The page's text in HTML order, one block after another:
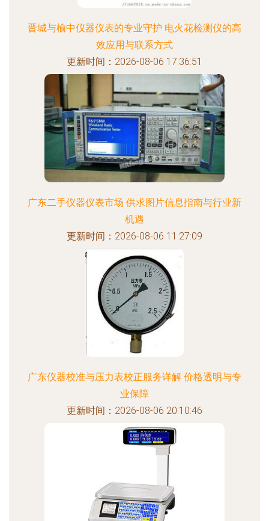
晋城与榆中仪器仪表的专业守护 电火花检测仪的高
效应用与联系方式
更新时间：2026-08-06 17:36:51
广东二手仪器仪表市场 供求图片信息指南与行业新
机遇
更新时间：2026-08-06 11:27:09
广东仪器校准与压力表校正服务详解 价格透明与专
业保障
更新时间：2026-08-06 20:10:46